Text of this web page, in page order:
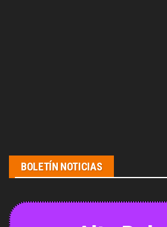
BOLETÍN NOTICIAS